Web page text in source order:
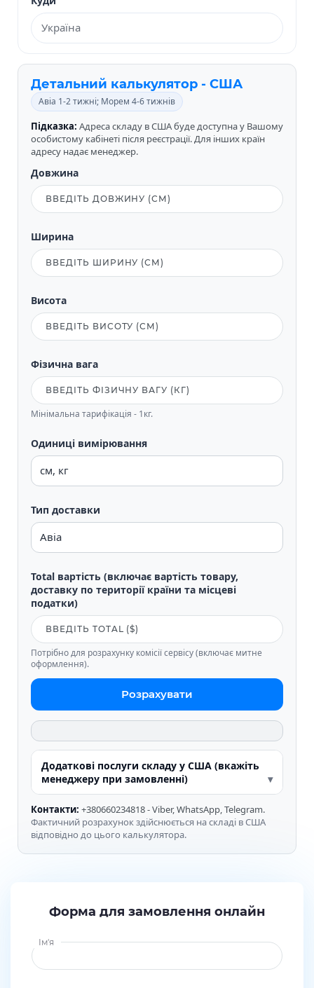
Детальний калькулятор - США
Авіа 1-2 тижні; Морем 4-6 тижнів
Підказка: Адреса складу в США буде доступна у Вашому
особистому кабінеті після реєстрації. Для інших країн
адресу надає менеджер.
Довжина
Ширина
Висота
Фізична вага
Мінімальна тарифікація - 1кг.
Одиниці вимірювання
Тип доставки
Total вартість (включає вартість товару,
доставку по території країни та місцеві
податки)
Потрібно для розрахунку комісії сервісу (включає митне
оформлення).
Розрахувати
Додаткові послуги складу у США (вкажіть
менеджеру при замовленні)
Контакти: +380660234818 - Viber, WhatsApp, Telegram.
Фактичний розрахунок здійснюється на складі в США
відповідно до цього калькулятора.
Форма для замовлення онлайн
Ім'я